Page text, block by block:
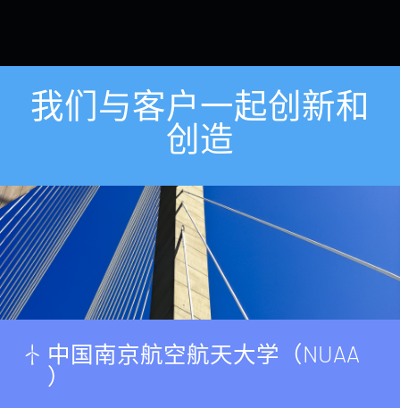
我们与客户一起创新和
创造
中国南京航空航天大学 （NUAA
）